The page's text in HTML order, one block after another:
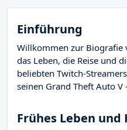
Einführung
Willkommen zur
das Leben, die Reise und
beliebten Twitch-
seinen Grand Theft Auto
Frühes Leben